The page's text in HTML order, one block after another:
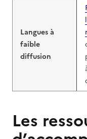
Langues à
faible
diffusion
Les